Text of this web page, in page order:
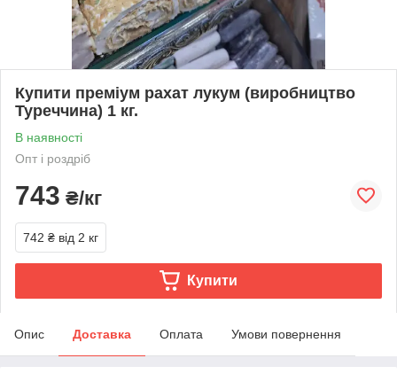
Купити преміум рахат лукум (виробництво
Туреччина) 1 кг.
В наявності
Опт і роздріб
743 ₴/кг
742 ₴ від 2 кг
Купити
Опис Доставка Оплата Умови повернення